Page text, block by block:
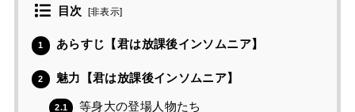
目次 [非表示]
1 あらすじ【君は放課後インソムニア】
2 魅力【君は放課後インソムニア】
2.1 等身大の登場人物たち